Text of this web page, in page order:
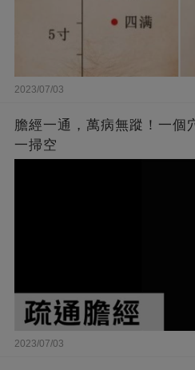
2023/07/03
膽經一通，萬病無蹤！一個
一掃空
2023/07/03